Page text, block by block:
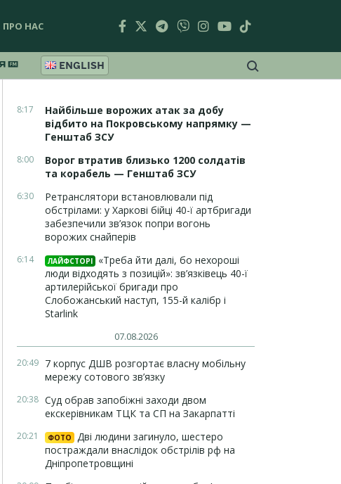
ПРО НАС
ENGLISH
8:17
Найбільше ворожих атак за добу
відбито на Покровському напрямку —
Генштаб ЗСУ
8:00
Ворог втратив близько 1200 солдатів
та корабель — Генштаб ЗСУ
6:30
Ретранслятори встановлювали під
обстрілами: у Харкові бійці 40-ї артбригади
забезпечили зв’язок попри вогонь
ворожих снайперів
6:14 ЛАЙФСТОРІ
«Треба йти далі, бо нехороші
люди відходять з позицій»: зв’язківець 40-ї
артилерійської бригади про
Слобожанський наступ, 155-й калібр і
Starlink
07.08.2026
20:49 7 корпус ДШВ розгортає власну мобільну
мережу сотового зв’язку
20:38 Суд обрав запобіжні заходи двом
екскерівникам ТЦК та СП на Закарпатті
20:21 ФОТО
Дві людини загинуло, шестеро
постраждали внаслідок обстрілів рф на
Дніпропетровщині